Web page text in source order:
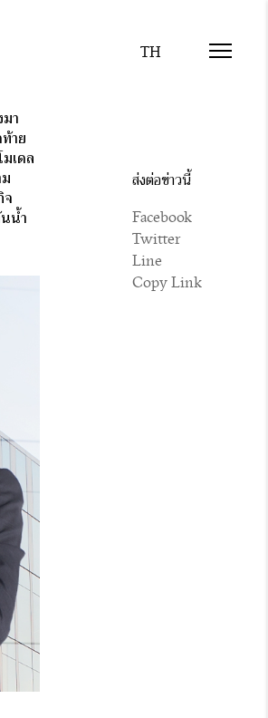
ส่งต่อข่าวนี้
Facebook
Twitter
Line
Copy Link
า
าย
เดล
จ
น้ำ